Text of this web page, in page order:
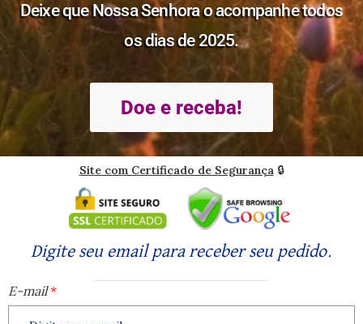
Deixe que Nossa Senhora o acompanhe todos
os dias de 2025.
Doe e receba!
Site com Certificado de Segurança🔒
Digite seu email para receber seu pedido.
E-mail *